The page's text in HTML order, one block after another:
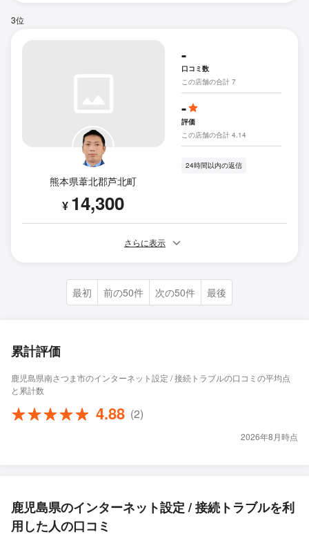
3位
熊本県葦北郡芦北町
¥ 14,300
-
口コミ数
この店舗の合計 7
-
評価
この店舗の合計 4.14
24時間以内の返信
さらに表示
最初 前の50件 次の50件 最後
累計評価
鹿児島県南さつま市のインターネット設定 / 接続トラブルの口コミの平均点
と累計数
4.88 (2)
2026年8月時点
鹿児島県のインターネット設定 / 接続トラブルを利
用した人の口コミ